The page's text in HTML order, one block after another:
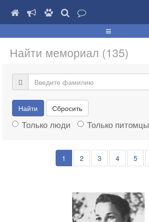
Найти мемориал (135)
Найти Сбросить
Только люди Только питомцы
1 2 3 4 5